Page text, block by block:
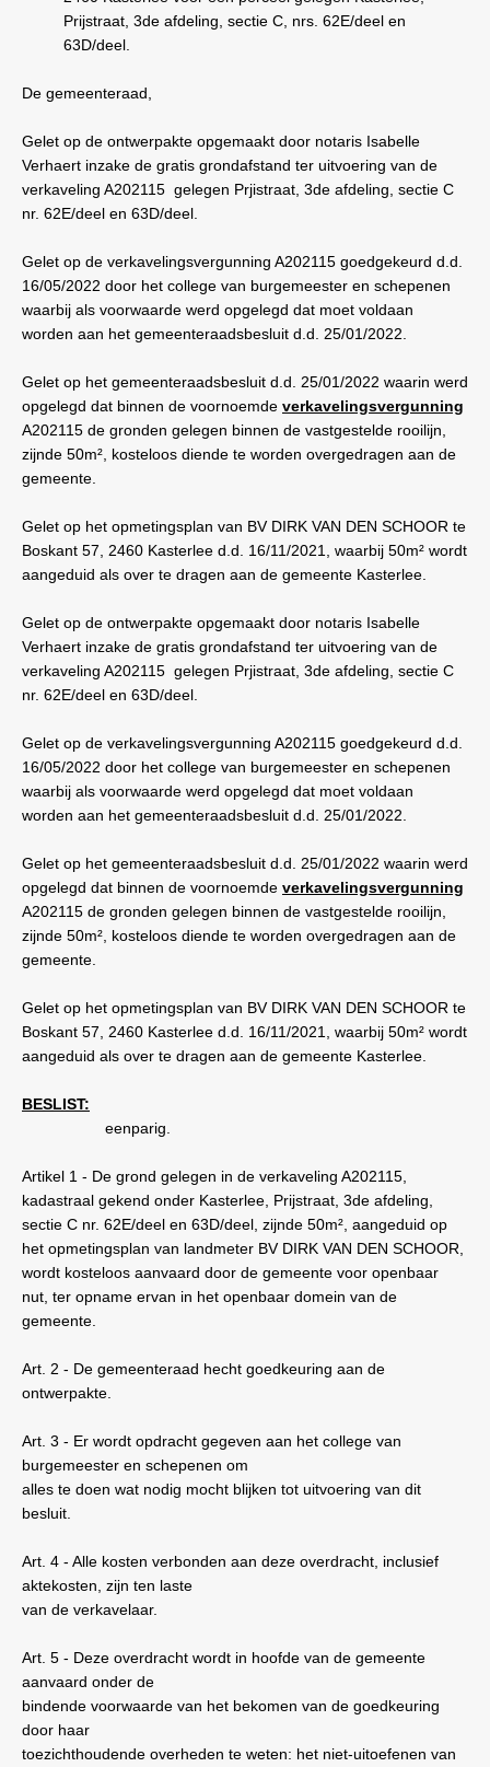
Prijstraat, 3de afdeling, sectie C, nrs. 62E/deel en
63D/deel.
De gemeenteraad,
Gelet op de ontwerpakte opgemaakt door notaris Isabelle
Verhaert inzake de gratis grondafstand ter uitvoering van de
verkaveling A202115 gelegen Prjistraat, 3de afdeling, sectie C
nr. 62E/deel en 63D/deel.
Gelet op de verkavelingsvergunning A202115 goedgekeurd d.d.
16/05/2022 door het college van burgemeester en schepenen
waarbij als voorwaarde werd opgelegd dat moet voldaan
worden aan het gemeenteraadsbesluit d.d. 25/01/2022.
Gelet op het gemeenteraadsbesluit d.d. 25/01/2022 waarin werd
opgelegd dat binnen de voornoemde verkavelingsvergunning
A202115 de gronden gelegen binnen de vastgestelde rooilijn,
zijnde 50m², kosteloos diende te worden overgedragen aan de
gemeente.
Gelet op het opmetingsplan van BV DIRK VAN DEN SCHOOR te
Boskant 57, 2460 Kasterlee d.d. 16/11/2021, waarbij 50m² wordt
aangeduid als over te dragen aan de gemeente Kasterlee.
Gelet op de ontwerpakte opgemaakt door notaris Isabelle
Verhaert inzake de gratis grondafstand ter uitvoering van de
verkaveling A202115 gelegen Prjistraat, 3de afdeling, sectie C
nr. 62E/deel en 63D/deel.
Gelet op de verkavelingsvergunning A202115 goedgekeurd d.d.
16/05/2022 door het college van burgemeester en schepenen
waarbij als voorwaarde werd opgelegd dat moet voldaan
worden aan het gemeenteraadsbesluit d.d. 25/01/2022.
Gelet op het gemeenteraadsbesluit d.d. 25/01/2022 waarin werd
opgelegd dat binnen de voornoemde verkavelingsvergunning
A202115 de gronden gelegen binnen de vastgestelde rooilijn,
zijnde 50m², kosteloos diende te worden overgedragen aan de
gemeente.
Gelet op het opmetingsplan van BV DIRK VAN DEN SCHOOR te
Boskant 57, 2460 Kasterlee d.d. 16/11/2021, waarbij 50m² wordt
aangeduid als over te dragen aan de gemeente Kasterlee.
BESLIST:
eenparig.
Artikel 1 - De grond gelegen in de verkaveling A202115,
kadastraal gekend onder Kasterlee, Prijstraat, 3de afdeling,
sectie C nr. 62E/deel en 63D/deel, zijnde 50m², aangeduid op
het opmetingsplan van landmeter BV DIRK VAN DEN SCHOOR,
wordt kosteloos aanvaard door de gemeente voor openbaar
nut, ter opname ervan in het openbaar domein van de
gemeente.
Art. 2 - De gemeenteraad hecht goedkeuring aan de
ontwerpakte.
Art. 3 - Er wordt opdracht gegeven aan het college van
burgemeester en schepenen om
alles te doen wat nodig mocht blijken tot uitvoering van dit
besluit.
Art. 4 - Alle kosten verbonden aan deze overdracht, inclusief
aktekosten, zijn ten laste
van de verkavelaar.
Art. 5 - Deze overdracht wordt in hoofde van de gemeente
aanvaard onder de
bindende voorwaarde van het bekomen van de goedkeuring
door haar
toezichthoudende overheden te weten: het niet-uitoefenen van